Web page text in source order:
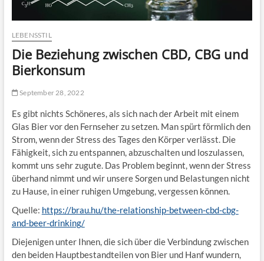
LEBENSSTIL
Die Beziehung zwischen CBD, CBG und
Bierkonsum
September 28, 2022
Es gibt nichts Schöneres, als sich nach der Arbeit mit einem
Glas Bier vor den Fernseher zu setzen. Man spürt förmlich den
Strom, wenn der Stress des Tages den Körper verlässt. Die
Fähigkeit, sich zu entspannen, abzuschalten und loszulassen,
kommt uns sehr zugute. Das Problem beginnt, wenn der Stress
überhand nimmt und wir unsere Sorgen und Belastungen nicht
zu Hause, in einer ruhigen Umgebung, vergessen können.
Quelle: https://brau.hu/the-relationship-between-cbd-cbg-
and-beer-drinking/
Diejenigen unter Ihnen, die sich über die Verbindung zwischen
den beiden Hauptbestandteilen von Bier und Hanf wundern,